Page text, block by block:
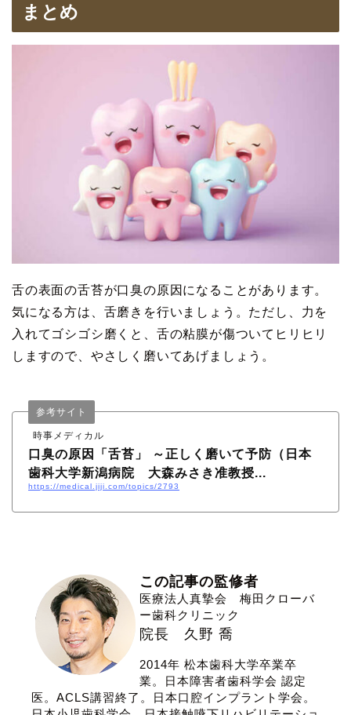
まとめ
舌の表面の舌苔が口臭の原因になることがあります。
気になる方は、舌磨きを行いましょう。ただし、力を
入れてゴシゴシ磨くと、舌の粘膜が傷ついてヒリヒリ
しますので、やさしく磨いてあげましょう。
時事メディカル
参考サイト
口臭の原因「舌苔」 ～正しく磨いて予防（日本
歯科大学新潟病院 大森みさき准教授...
https://medical.jiji.com/topics/2793
この記事の監修者
医療法人真摯会 梅田クローバ
ー歯科クリニック
院長 久野 喬
2014年 松本歯科大学卒業卒
業。日本障害者歯科学会 認定
医。ACLS講習終了。日本口腔インプラント学会。